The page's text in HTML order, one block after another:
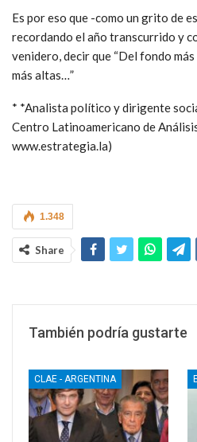
Es por eso que -como un grito de
recordando el año transcurrido y
venidero, decir que “Del fondo
más altas…”
* *Analista político y dirigente
Centro Latinoamericano de
www.estrategia.la)
1.348
Share
También podría gustarte
CLAE - ARGENTINA